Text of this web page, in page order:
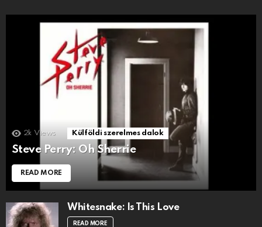
2k Views Külföldi szerelmes dalok
Steve Perry: Oh Sherrie
READ MORE
Whitesnake: Is This Love
READ MORE